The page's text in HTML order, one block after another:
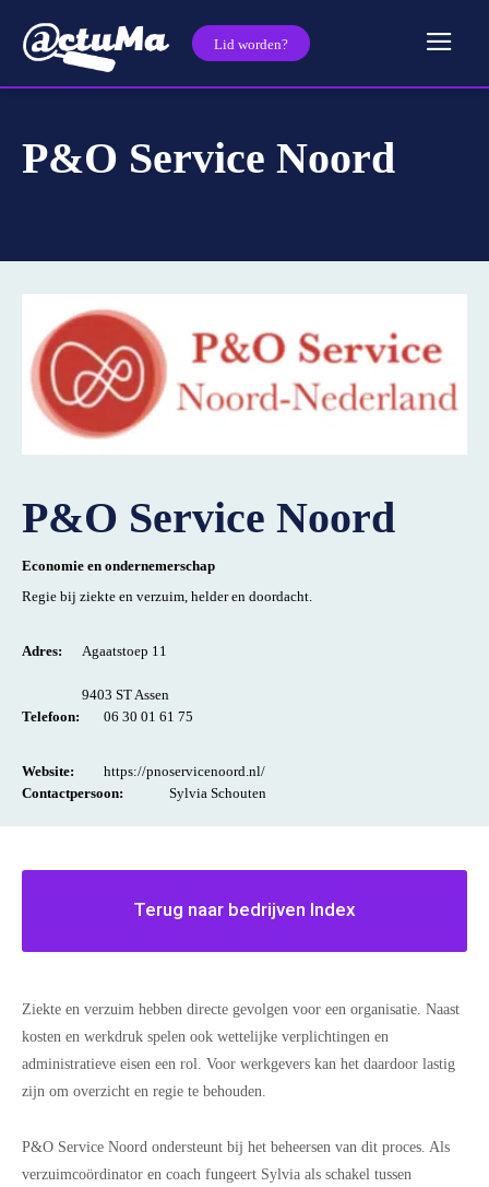
Lid worden?
P&O Service Noord
Ziekte en verzuim hebben directe gevolgen voor een organisatie. Naast
kosten en werkdruk spelen ook wettelijke verplichtingen en
administratieve eisen een rol. Voor werkgevers kan het daardoor lastig
zijn om overzicht en regie te behouden.
P&O Service Noord ondersteunt bij het beheersen van dit proces. Als
verzuimcoördinator en coach fungeert Sylvia als schakel tussen
P&O Service Noord
Economie en ondernemerschap
Regie bij ziekte en verzuim, helder en doordacht.
Adres: Agaatstoep 11
9403 ST Assen
Telefoon:
06 30 01 61 75
Website:
https://pnoservicenoord.nl/
Contactpersoon:
Sylvia Schouten
Terug naar bedrijven Index